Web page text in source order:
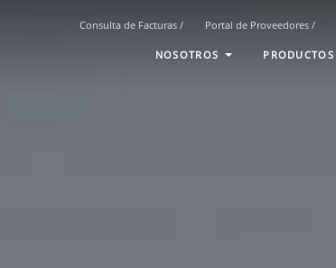
Consulta de Facturas / Portal de Proveedores /
NOSOTROS PRODUCTOS